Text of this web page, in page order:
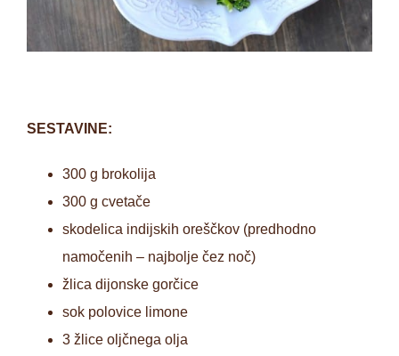
SESTAVINE:
300 g brokolija
300 g cvetače
skodelica indijskih oreščkov (predhodno
namočenih – najbolje čez noč)
žlica dijonske gorčice
sok polovice limone
3 žlice oljčnega olja